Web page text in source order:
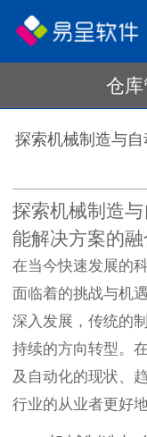
仓
探索机械制造与
探索机械制造
能解决方案的融
在当今快速发展的
面临着的挑战与机
深入发展，传统的
持续的方向转型。
及自动化的现状、
行业的从业者更好